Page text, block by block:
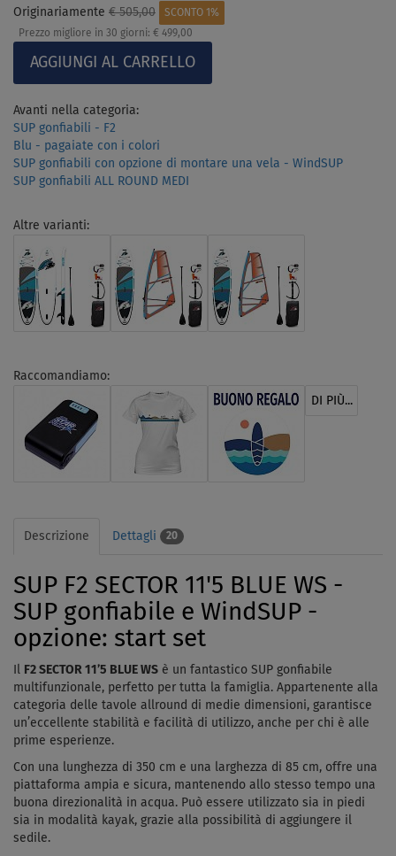
Originariamente € 505,00
SCONTO 1%
Prezzo migliore in 30 giorni: € 499,00
Avanti nella categoria:
SUP gonfiabili - F2
Blu - pagaiate con i colori
SUP gonfiabili con opzione di montare una vela - WindSUP
SUP gonfiabili ALL ROUND MEDI
Altre varianti:
Raccomandiamo:
DI PIÙ...
Descrizione Dettagli 20
SUP F2 SECTOR 11'5 BLUE WS -
SUP gonfiabile e WindSUP -
opzione: start set
Il F2 SECTOR 11’5 BLUE WS è un fantastico SUP gonfiabile
multifunzionale, perfetto per tutta la famiglia. Appartenente alla
categoria delle tavole allround di medie dimensioni, garantisce
un’eccellente stabilità e facilità di utilizzo, anche per chi è alle
prime esperienze.
Con una lunghezza di 350 cm e una larghezza di 85 cm, offre una
piattaforma ampia e sicura, mantenendo allo stesso tempo una
buona direzionalità in acqua. Può essere utilizzato sia in piedi
sia in modalità kayak, grazie alla possibilità di aggiungere il
sedile.